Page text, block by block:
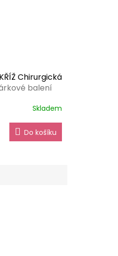
Chirurgická
balení
Skladem
Do košíku